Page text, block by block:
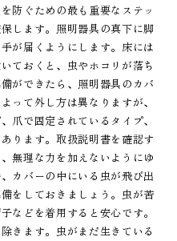
防ぐための最も重要なステッ
します。照明器具の真下に脚
が届くようにします。床には
ておくと、虫やホコリが落ち
ができたら、照明器具のカバ
って外し方は異なりますが、
爪で固定されているタイプ、
ります。取扱説明書を確認す
無理な力を加えないようにゆ
カバーの中にいる虫が飛び出
をしておきましょう。虫が苦
などを着用すると安心です。
きます。虫がまだ生きている